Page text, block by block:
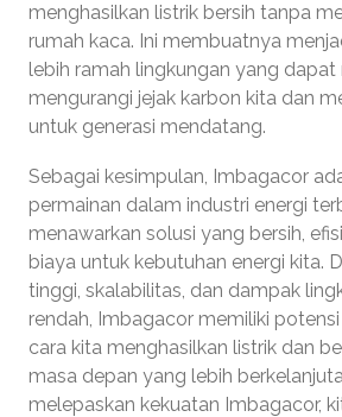
menghasilkan listrik bersih tanpa
rumah kaca. Ini membuatnya
lebih ramah lingkungan yang
mengurangi jejak karbon kita dan
untuk generasi mendatang.
Sebagai kesimpulan, Imbagacor
permainan dalam industri energi
menawarkan solusi yang bersih,
biaya untuk kebutuhan energi kita.
tinggi, skalabilitas, dan dampak
rendah, Imbagacor memiliki
cara kita menghasilkan listrik dan
masa depan yang lebih
melepaskan kekuatan Imbagacor,